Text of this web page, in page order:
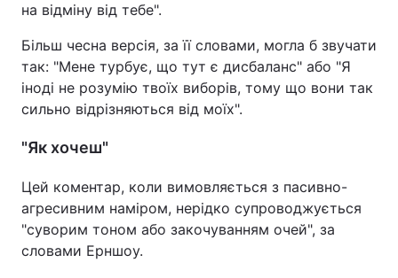
на відміну від тебе".
Більш чесна версія, за її словами, могла б звучати
так: "Мене турбує, що тут є дисбаланс" або "Я
іноді не розумію твоїх виборів, тому що вони так
сильно відрізняються від моїх".
"Як хочеш"
Цей коментар, коли вимовляється з пасивно-
агресивним наміром, нерідко супроводжується
"суворим тоном або закочуванням очей", за
словами Ерншоу.